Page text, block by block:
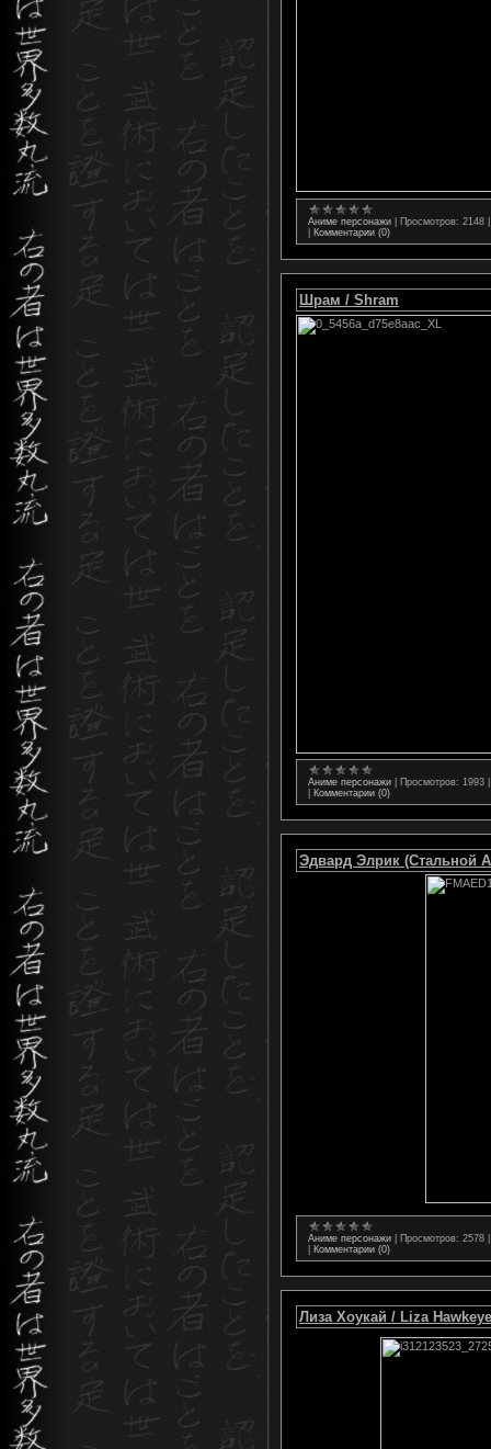
Аниме персонажи Просмотров: 2148
Комментарии (0)
Шрам / Shram
Аниме персонажи Просмотров: 1993
Комментарии (0)
Эдвард Элрик (Стальной
Аниме персонажи Просмотров: 2578
Комментарии (0)
Лиза Хоукай / Liza Hawkeye